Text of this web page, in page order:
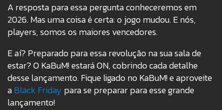
A resposta para essa pergunta conheceremos em
2026. Mas uma coisa é certa: o jogo mudou. E nós,
players, somos os maiores vencedores.
E aí? Preparado para essa revolução na sua sala de
estar? O KaBuM! estará ON, cobrindo cada detalhe
desse lançamento. Fique ligado no KaBuM! e aproveite
aBlack Friday para se preparar para esse grande
lançamento!